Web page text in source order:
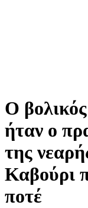
Ο
ήταν ο
της
Καβούρι
ποτέ